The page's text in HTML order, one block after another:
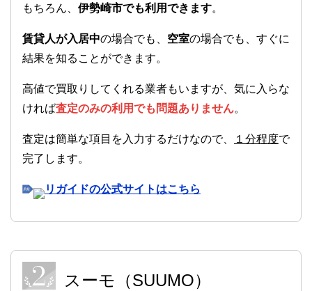
もちろん、 伊勢崎市でも利用できます。
賃貸人が入居中の場合でも、 空室の場合でも、すぐに
結果を知ることができます。
高値で買取りしてくれる業者もいますが、気に入らな
ければ査定のみの利用でも問題ありません。
査定は簡単な項目を入力するだけなので、 １分程度で
完了します。
リガイドの公式サイトはこちら
スーモ（SUUMO）